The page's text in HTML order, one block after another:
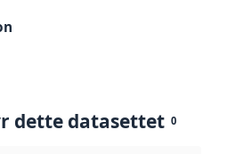
dette datasettet 0